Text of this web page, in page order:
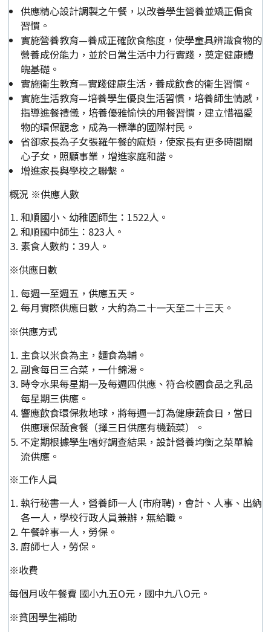
供應精心設計調製之午餐，以改善學生營養並矯正偏食
習慣。
實施營養教育—養成正確飲食態度，使學童具辨識食物的
營養成份能力，並於日常生活中力行實踐，奠定健康體
魄基礎。
實施衛生教育—實踐健康生活，養成飲食的衛生習慣。
實施生活教育—培養學生優良生活習慣，培養師生情感，
指導進餐禮儀，培養優雅愉快的用餐習慣，建立惜福愛
物的環保觀念，成為一標準的國際村民。
省卻家長為子女張羅午餐的麻煩，使家長有更多時間關
心子女，照顧事業，增進家庭和諧。
增進家長與學校之聯繫。
概況 ※供應人數
和順國小、幼稚園師生：1522人。
和順國中師生：823人。
素食人數約：39人。
※供應日數
每週一至週五，供應五天。
每月實際供應日數，大約為二十一天至二十三天。
※供應方式
主食以米食為主，麵食為輔。
副食每日三合菜，一什錦湯。
時令水果每星期一及每週四供應、符合校園食品之乳品
每星期三供應。
響應飲食環保救地球，將每週一訂為健康蔬食日，當日
供應環保蔬食餐（擇三日供應有機蔬菜）。
不定期根據學生嗜好調查結果，設計營養均衡之菜單輪
流供應。
※工作人員
執行秘書一人，營養師一人 (市府聘)，會計、人事、出納
各一人，學校行政人員兼辦，無給職。
午餐幹事一人，勞保。
廚師七人，勞保。
※收費
每個月收午餐費 國小九五O元，國中九八O元。
※貧困學生補助